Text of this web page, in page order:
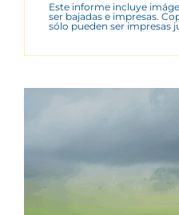
Este informe incluye
ser bajadas e impresas.
sólo pueden ser impresas